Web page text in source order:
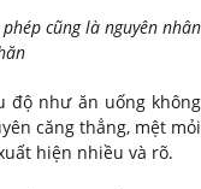
cũng là nguyên nhân
độ như ăn uống không
căng thẳng, mệt mỏi
hiện nhiều và rõ.